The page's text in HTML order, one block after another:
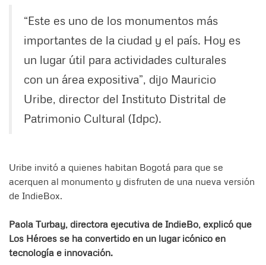
“Este es uno de los monumentos más
importantes de la ciudad y el país. Hoy es
un lugar útil para actividades culturales
con un área expositiva”, dijo Mauricio
Uribe, director del Instituto Distrital de
Patrimonio Cultural (Idpc).
Uribe invitó a quienes habitan Bogotá para que se
acerquen al monumento y disfruten de una nueva versión
de IndieBox.
Paola Turbay, directora ejecutiva de IndieBo, explicó que
Los Héroes se ha convertido en un lugar icónico en
tecnología e innovación.